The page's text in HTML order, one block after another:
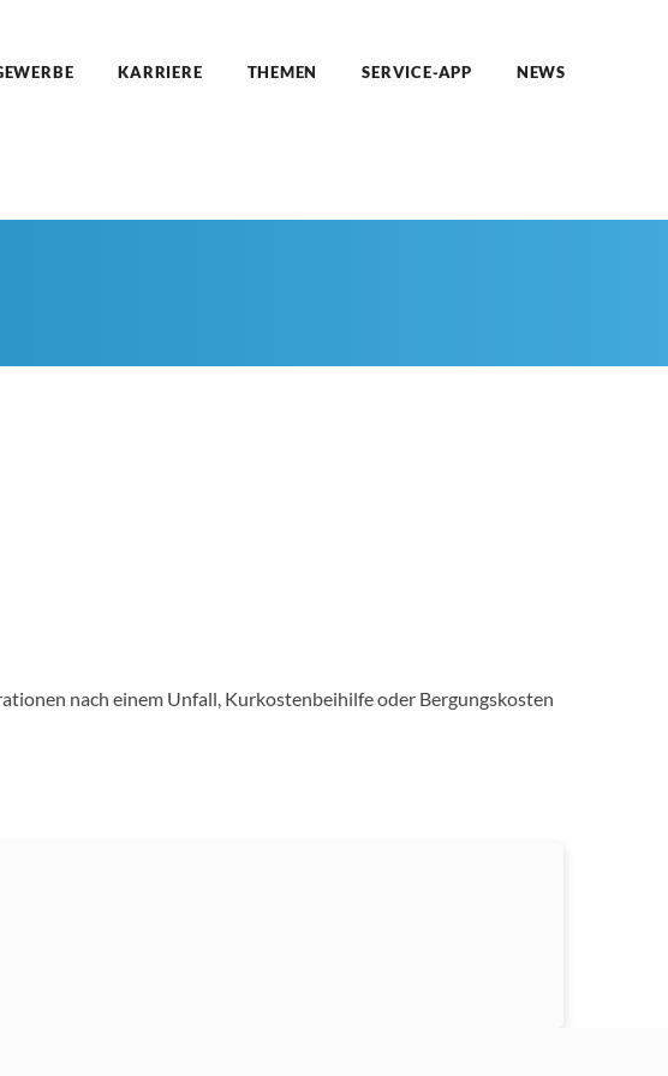
KARRIERE THEMEN SERVICE-APP NEWS
nach einem Unfall, Kurkostenbeihilfe oder Bergungskosten